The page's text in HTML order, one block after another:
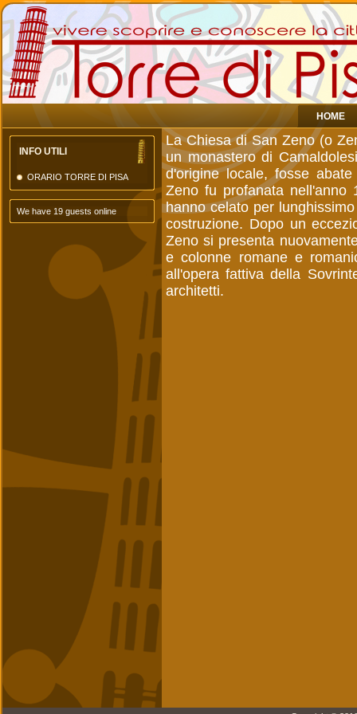
HOME
INFO UTILI
ORARIO TORRE DI PISA
We have 19 guests online
La Chiesa di San Zeno (o
un monastero di
d'origine locale, fosse
Zeno fu profanata nell'anno
hanno celato per
costruzione. Dopo un
Zeno si presenta
e colonne romane e
all'opera fattiva della
architetti.